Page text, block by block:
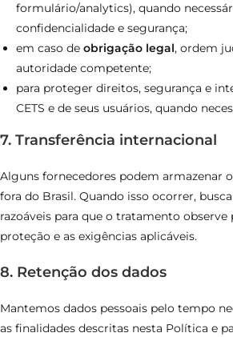
formulário/analytics), quando
confidencialidade e segurança;
em caso de obrigação legal, ordem
autoridade competente;
para proteger direitos, segurança e
CETS e de seus usuários, quando
7. Transferência internacional
Alguns fornecedores podem armazenar
fora do Brasil. Quando isso ocorrer,
razoáveis para que o tratamento observe
proteção e as exigências aplicáveis.
8. Retenção dos dados
Mantemos dados pessoais pelo tempo
as finalidades descritas nesta Política e